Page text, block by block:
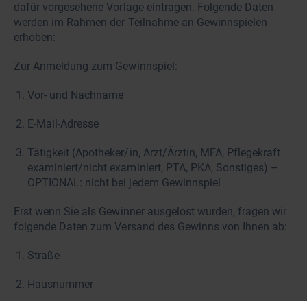
dafür vorgesehene Vorlage eintragen. Folgende Daten
werden im Rahmen der Teilnahme an Gewinnspielen
erhoben:
Zur Anmeldung zum Gewinnspiel:
Vor- und Nachname
E-Mail-Adresse
Tätigkeit (Apotheker/in, Arzt/Ärztin, MFA, Pflegekraft
examiniert/nicht examiniert, PTA, PKA, Sonstiges) –
OPTIONAL: nicht bei jedem Gewinnspiel
Erst wenn Sie als Gewinner ausgelost wurden, fragen wir
folgende Daten zum Versand des Gewinns von Ihnen ab:
Straße
Hausnummer